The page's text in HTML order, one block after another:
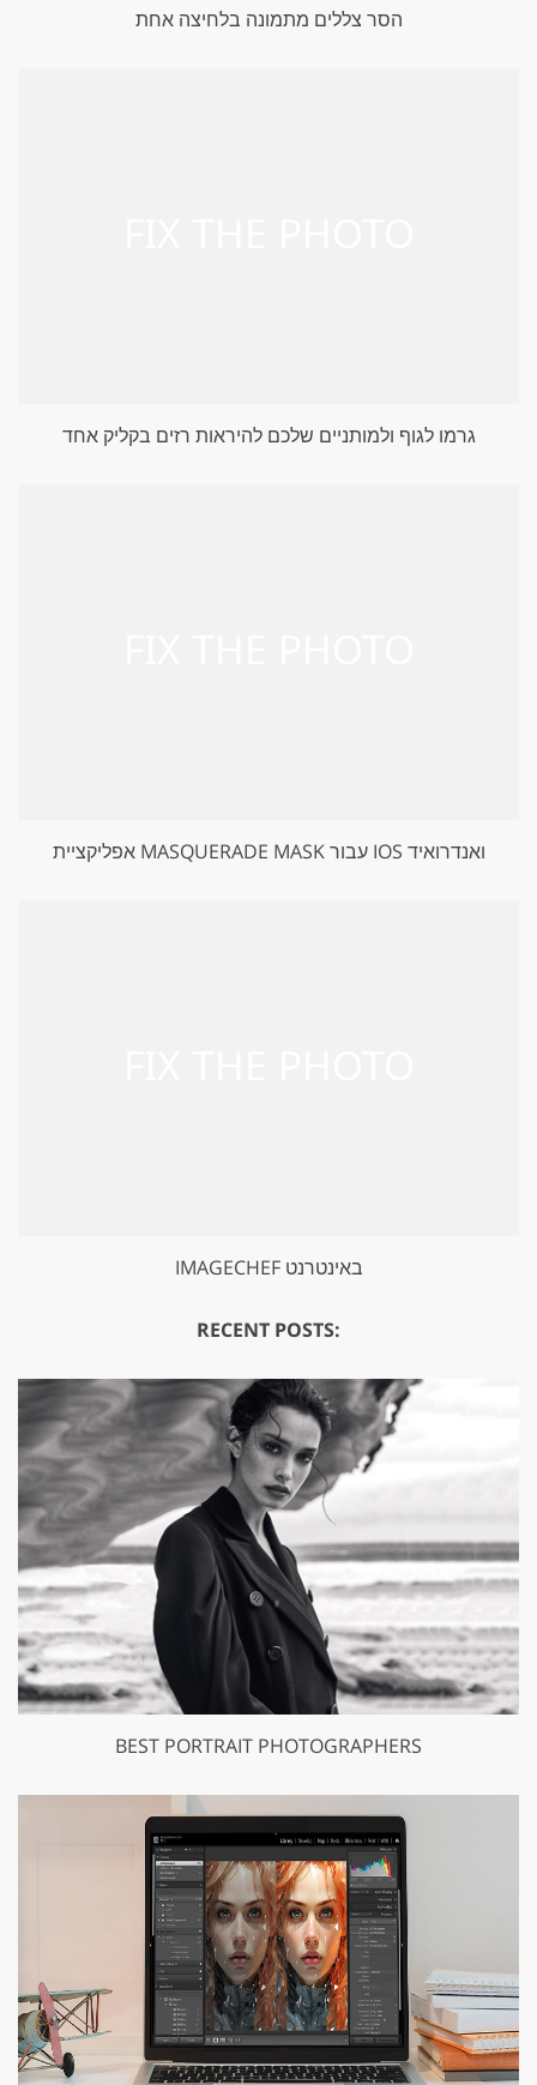
הסר צללים מתמונה בלחיצה אחת
גרמו לגוף ולמותניים שלכם להיראות רזים בקליק אחד
אפליקציית MASQUERADE MASK עבור IOS ואנדרואיד
IMAGECHEF באינטרנט
RECENT POSTS:
BEST PORTRAIT PHOTOGRAPHERS